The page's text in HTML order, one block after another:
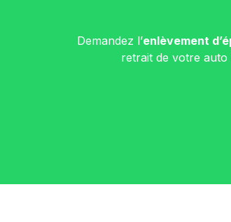
Demandez l’enlèvement
retrait de votre